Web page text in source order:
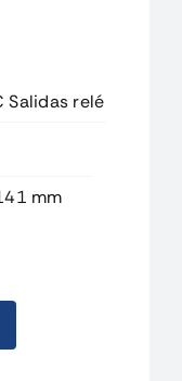
Salidas relé
mm